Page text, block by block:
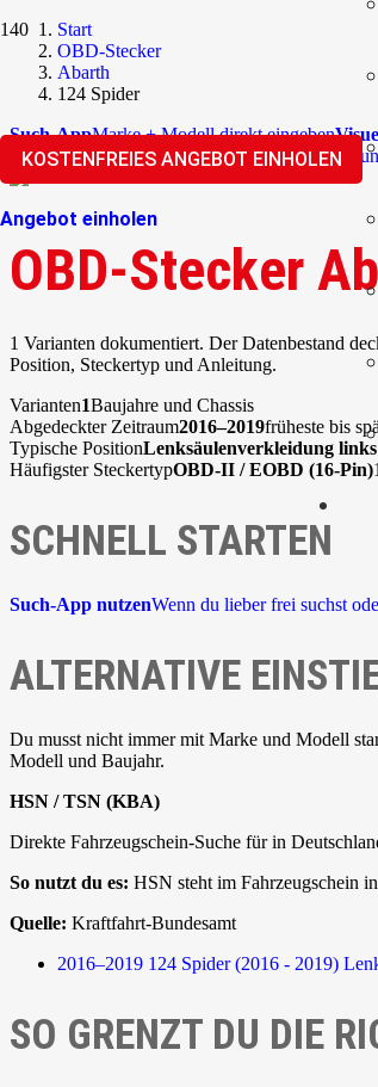
KOSTENFREIES ANGEBOT EINHOLEN
Angebot einholen
Start
OBD-Stecker
Abarth
124 Spider
Such-AppMarke + Modell direkt eingeben
ÜberblickCommunityKorrekturen einreichen
OBD-Stecker
1 Varianten dokumentiert. Der Datenbestand
Position, Steckertyp und Anleitung.
Varianten1Baujahre und Chassis
Abgedeckter Zeitraum2016–2019früheste bis
Typische PositionLenksäulenverkleidung links
Häufigster SteckertypOBD-II / EOBD (16-Pin)
SCHNELL STARTEN
Such-App nutzenWenn du lieber frei suchst
ALTERNATIVE
Du musst nicht immer mit Marke und Modell
Modell und Baujahr.
HSN / TSN (KBA)
Direkte Fahrzeugschein-Suche für in
So nutzt du es: HSN steht im Fahrzeugschein
Quelle: Kraftfahrt-Bundesamt
2016–2019 124 Spider (2016 - 2019)
SO GRENZT DU DIE